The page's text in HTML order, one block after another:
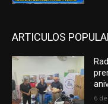
ARTICULOS
6